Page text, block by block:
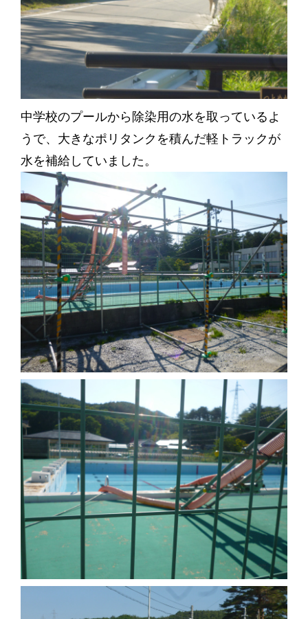
中学校のプールから除染用の水を取っているよ
うで、大きなポリタンクを積んだ軽トラックが
水を補給していました。